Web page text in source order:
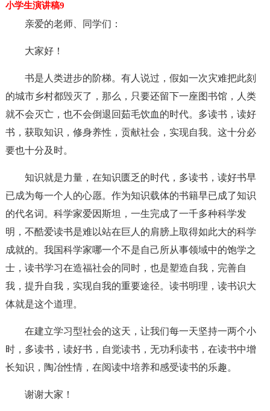
小学生演讲稿9
亲爱的老师、同学们：
大家好！
书是人类进步的阶梯。有人说过，假如一次灾难把此刻
的城市乡村都毁灭了，那么，只要还留下一座图书馆，人类
就不会灭亡，也不会倒退回茹毛饮血的时代。多读书，读好
书，获取知识，修身养性，贡献社会，实现自我。这十分必
要也十分及时。
知识就是力量，在知识匮乏的时代，多读书，读好书早
已成为每一个人的心愿。作为知识载体的书籍早已成了知识
的代名词。科学家爱因斯坦，一生完成了一千多种科学发
明，不酷爱读书是难以站在巨人的肩膀上取得如此大的科学
成就的。我国科学家哪一个不是自己所从事领域中的饱学之
士，读书学习在造福社会的同时，也是塑造自我，完善自
我，提升自我，实现自我的重要途径。读书明理，读书识大
体就是这个道理。
在建立学习型社会的这天，让我们每一天坚持一两个小
时，多读书，读好书，自觉读书，无功利读书，在读书中增
长知识，陶冶性情，在阅读中培养和感受读书的乐趣。
谢谢大家！